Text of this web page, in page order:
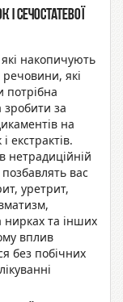
і сечостатевої
накопичують
речовини, які
потрібна
зробити за
на
екстрактів.
нетрадиційній
вас
уретрит,
нирках та інших
вплив
без побічних